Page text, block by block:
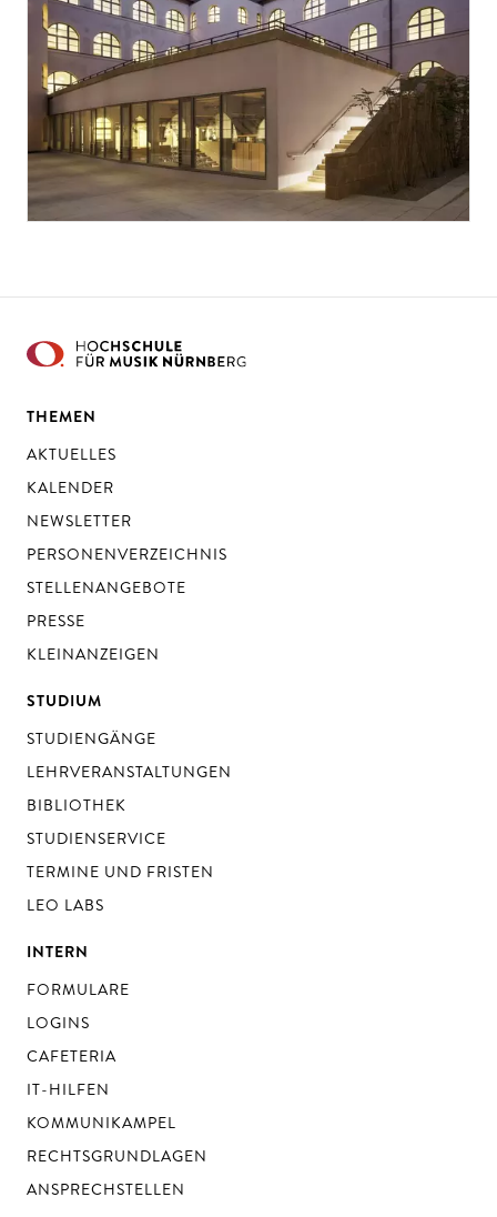
THEMEN
AKTUELLES
KALENDER
NEWSLETTER
PERSONENVERZEICHNIS
STELLENANGEBOTE
PRESSE
KLEINANZEIGEN
STUDIUM
STUDIENGÄNGE
LEHRVERANSTALTUNGEN
BIBLIOTHEK
STUDIENSERVICE
TERMINE UND FRISTEN
LEO LABS
INTERN
FORMULARE
LOGINS
CAFETERIA
IT-HILFEN
KOMMUNIKAMPEL
RECHTSGRUNDLAGEN
ANSPRECHSTELLEN